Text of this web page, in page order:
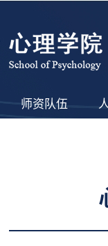
师资队伍